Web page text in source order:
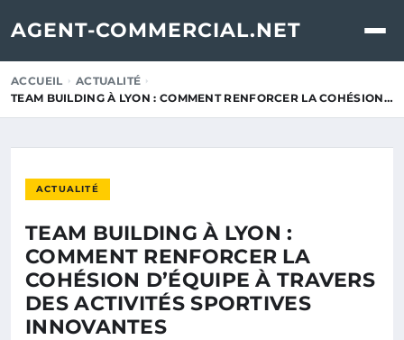
AGENT-COMMERCIAL.NET
ACCUEIL
ACTUALITÉ
TEAM BUILDING À LYON : COMMENT RENFORCER LA COHÉSION…
ACTUALITÉ
TEAM BUILDING À LYON :
COMMENT RENFORCER LA
COHÉSION D’ÉQUIPE À TRAVERS
DES ACTIVITÉS SPORTIVES
INNOVANTES